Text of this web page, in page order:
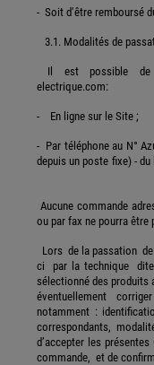
- Soit d’être remboursé
3.1. Modalités de
Il est possible de
electrique.com:
- En ligne sur le Site ;
- Par téléphone au N°
depuis un poste fixe) - du
Aucune commande
ou par fax ne pourra être
Lors de la passation
ci par la technique dite
sélectionné des produits
éventuellement
notamment :
correspondants,
d’accepter les
commande, et de